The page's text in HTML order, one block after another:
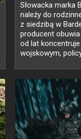
Słowacka marka
należy do
z siedzibą w
producent
od lat
wojskowym,